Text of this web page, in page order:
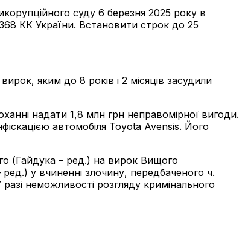
суду 6 березня 2025 року в
КК України. Встановити строк до 25
яким до 8 років і 2 місяців засудили
надати 1,8 млн грн неправомірної вигоди.
автомобіля Toyota Avensis. Його
(Гайдука – ред.) на вирок Вищого
у вчиненні злочину, передбаченого ч.
неможливості розгляду кримінального